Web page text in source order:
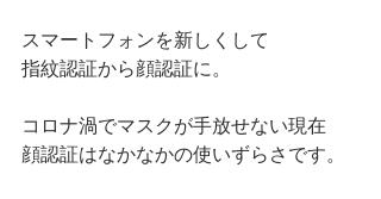
スマートフォンを新しくして
指紋認証から顔認証に。
コロナ渦でマスクが手放せない現在
顔認証はなかなかの使いずらさです。